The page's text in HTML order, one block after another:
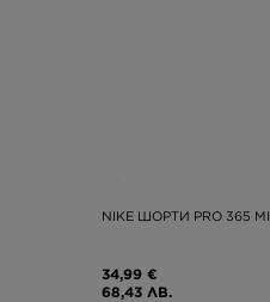
NIKE ШОРТИ PRO 365
34,99 €
68,43 ЛВ.